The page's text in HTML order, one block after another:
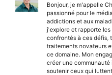
Bonjour, je m'appelle
passionné pour le
addictions et aux
j'explore et rapporte
confrontés à ces défis,
traitements novateurs
ce domaine. Mon
créer une
soutenir ceux qui